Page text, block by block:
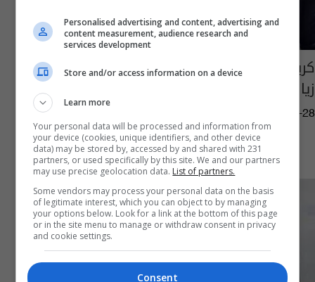
كريستيانو يغادر مصر بشكل سرِّي بعد ساعات من
زيارتها
02:34 | 2017-05-28
Personalised advertising and content, advertising and
content measurement, audience research and
services development
Store and/or access information on a device
Learn more
Your personal data will be processed and information from
your device (cookies, unique identifiers, and other device
data) may be stored by, accessed by and shared with 231
partners, or used specifically by this site. We and our partners
may use precise geolocation data. List of partners.
Some vendors may process your personal data on the basis
of legitimate interest, which you can object to by managing
your options below. Look for a link at the bottom of this page
or in the site menu to manage or withdraw consent in privacy
and cookie settings.
Consent